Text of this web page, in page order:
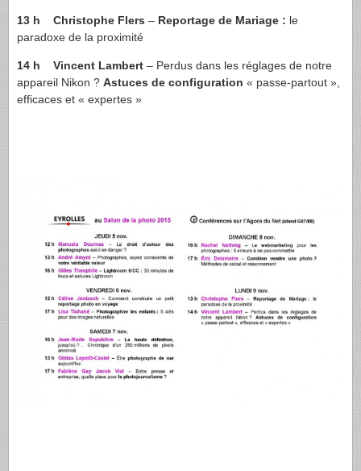
13 h Christophe Flers – Reportage de Mariage : le
paradoxe de la proximité
14 h Vincent Lambert – Perdus dans les réglages de notre
appareil Nikon ? Astuces de configuration « passe-partout »,
efficaces et « expertes »